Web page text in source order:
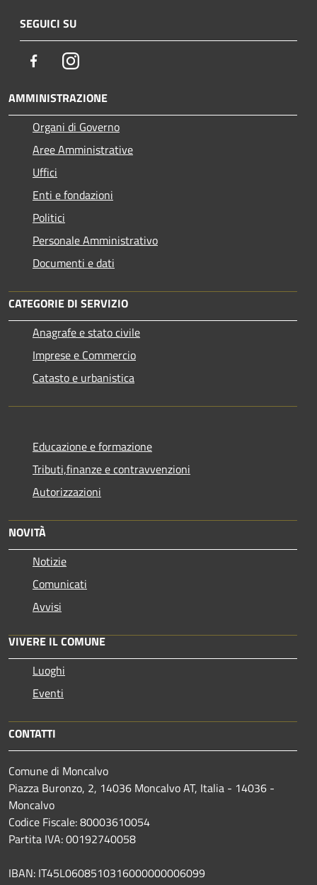
SEGUICI SU
FacebookInstagram
AMMINISTRAZIONE
Organi di Governo
Aree Amministrative
Uffici
Enti e fondazioni
Politici
Personale Amministrativo
Documenti e dati
CATEGORIE DI SERVIZIO
Anagrafe e stato civile
Imprese e Commercio
Catasto e urbanistica
Educazione e formazione
Tributi,finanze e contravvenzioni
Autorizzazioni
NOVITÀ
Notizie
Comunicati
Avvisi
VIVERE IL COMUNE
Luoghi
Eventi
CONTATTI
Comune di Moncalvo
Piazza Buronzo, 2, 14036 Moncalvo AT, Italia - 14036 -
Moncalvo
Codice Fiscale: 80003610054
Partita IVA: 00192740058
IBAN: IT45L0608510316000000006099